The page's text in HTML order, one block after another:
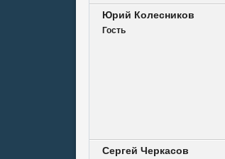
Юрий Колесников
Гость
Сергей Черкасов